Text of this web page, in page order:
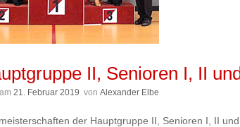
II, Senioren I, II
21. Februar 2019 von Alexander Elbe
der Hauptgruppe II, Senioren I, II